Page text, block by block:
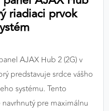
riadiaci prvok
AJAX Hub 2 (2G) v
predstavuje srdce vášho
systému. Tento
pre maximálnu
stránok.
používajú na sledovanie